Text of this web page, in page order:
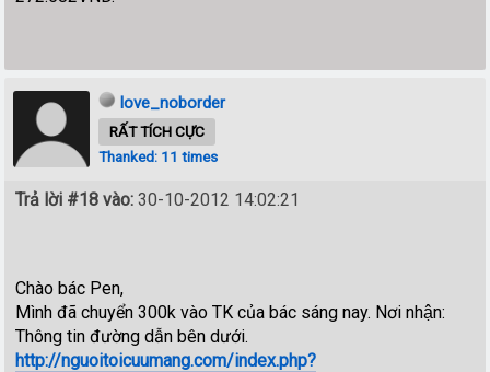
love_noborder
RẤT TÍCH CỰC
Thanked: 11 times
Trả lời #18 vào: 30-10-2012 14:02:21
Chào bác Pen,
Mình đã chuyển 300k vào TK của bác sáng nay. Nơi nhận:
Thông tin đường dẫn bên dưới.
http://nguoitoicuumang.com/index.php?